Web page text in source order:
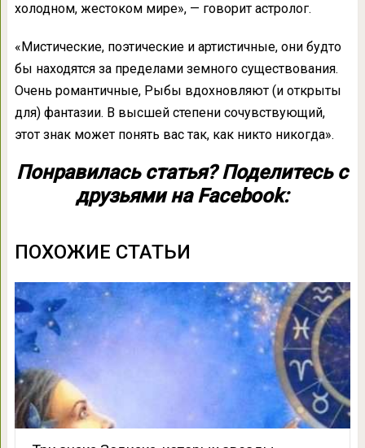
холодном, жестоком мире», — говорит астролог.
«Мистические, поэтические и артистичные, они будто
бы находятся за пределами земного существования.
Очень романтичные, Рыбы вдохновляют (и открыты
для) фантазии. В высшей степени сочувствующий,
этот знак может понять вас так, как никто никогда».
Понравилась статья? Поделитесь с
друзьями на Facebook:
ПОХОЖИЕ СТАТЬИ